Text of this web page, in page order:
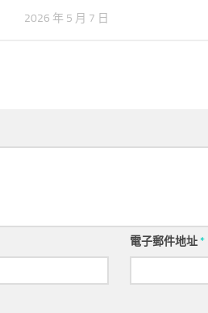
2026 年 5 月 7 日
電子郵件地址*